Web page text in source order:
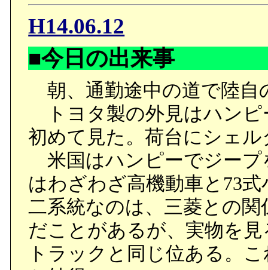
H14.06.12
■今日の出来事
朝、通勤途中の道で陸自
トヨタ製の外見はハンピ
初めて見た。荷台にシェル
米国はハンピーでジープ
はわざわざ高機動車と73
二系統なのは、三菱との
だことがあるが、実物を
トラックと同じ位ある。